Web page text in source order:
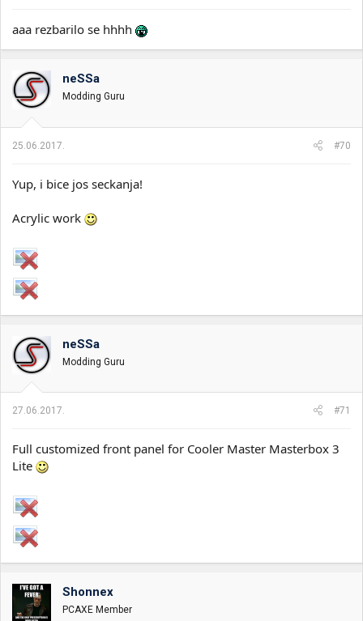
aaa rezbarilo se hhhh
neSSa
Modding Guru
25.06.2017. #70
Yup, i bice jos seckanja!
Acrylic work
neSSa
Modding Guru
27.06.2017. #71
Full customized front panel for Cooler Master Masterbox 3
Lite
Shonnex
PCAXE Member